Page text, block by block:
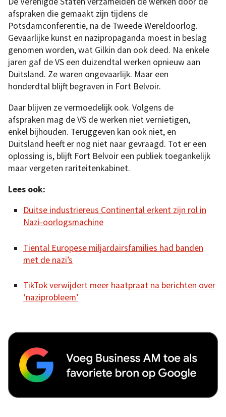
afspraken die gemaakt zijn tijdens de
Potsdamconferentie, na de Tweede Wereldoorlog.
Gevaarlijke kunst en nazipropaganda moest in beslag
genomen worden, wat Gilkin dan ook deed. Na enkele
jaren gaf de VS een duizendtal werken opnieuw aan
Duitsland. Ze waren ongevaarlijk. Maar een
honderdtal blijft begraven in Fort Belvoir.
Daar blijven ze vermoedelijk ook. Volgens de
afspraken mag de VS de werken niet vernietigen,
enkel bijhouden. Teruggeven kan ook niet, en
Duitsland heeft er nog niet naar gevraagd. Tot er een
oplossing is, blijft Fort Belvoir een publiek toegankelijk
maar vergeten rariteitenkabinet.
Lees ook:
Duitse industriereus Continental erkent zijn rol in
Nazi-oorlogsmachine
Tiental Europese miljardairsfamilies had banden
met de nazi’s
TikTok verwijdert meer haatpraat na berichten over
‘naziprobleem’